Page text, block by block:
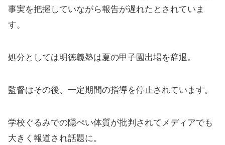
事実を把握していながら報告が遅れたとされていま
す。
処分としては明徳義塾は夏の甲子園出場を辞退。
監督はその後、一定期間の指導を停止されています。
学校ぐるみでの隠ぺい体質が批判されてメディアでも
大きく報道され話題に。